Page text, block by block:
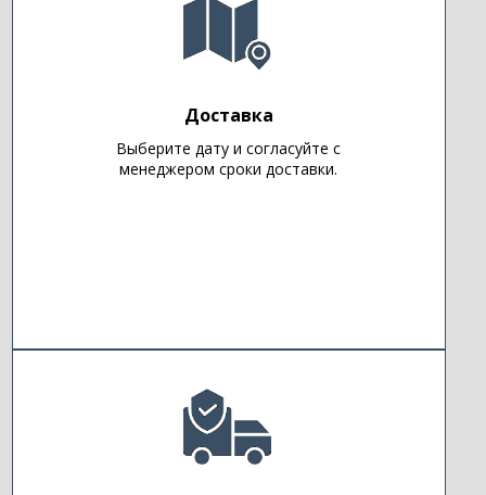
Доставка
Выберите дату и согласуйте с
менеджером сроки доставки.